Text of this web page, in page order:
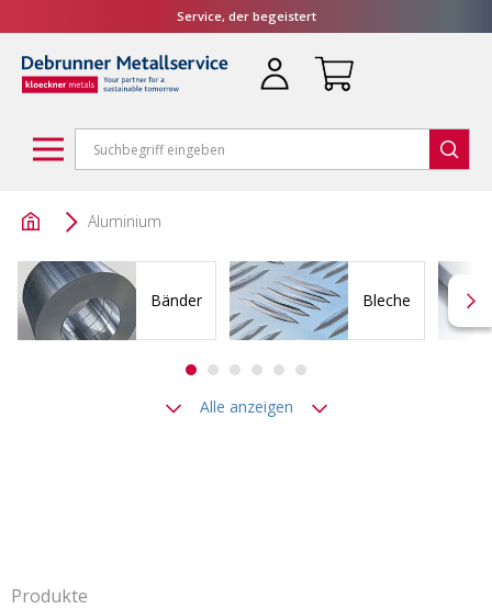
Service, der begeistert
Aluminium
Bänder Bleche
Alle anzeigen
Produkte